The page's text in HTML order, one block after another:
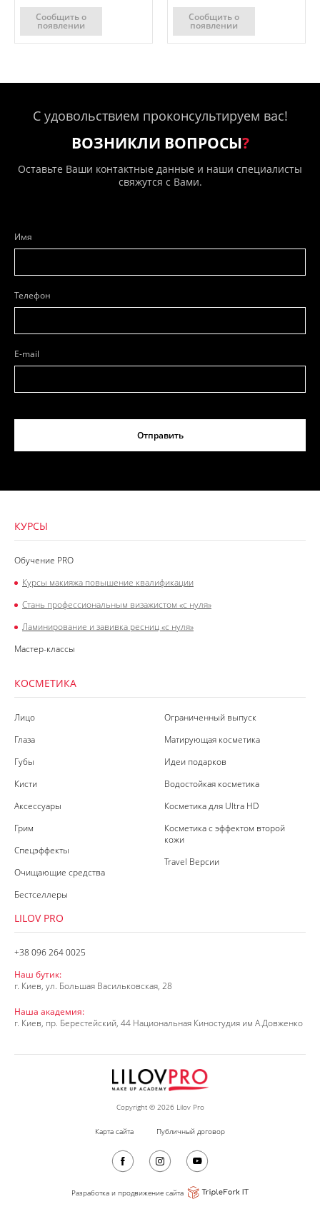
Сообщить о
появлении
Сообщить о
появлении
С удовольствием проконсультируем вас!
ВОЗНИКЛИ ВОПРОСЫ?
Оставьте Ваши контактные данные и наши специалисты
свяжутся с Вами.
Имя
Телефон
E-mail
Отправить
КУРСЫ
Обучение PRO
Курсы макияжа повышение квалификации
Стань профессиональным визажистом «с нуля»
Ламинирование и завивка ресниц «с нуля»
Мастер-классы
КОСМЕТИКА
Лицо
Глаза
Губы
Кисти
Аксессуары
Грим
Спецэффекты
Очищающие средства
Бестселлеры
Ограниченный выпуск
Матирующая косметика
Идеи подарков
Водостойкая косметика
Косметика для Ultra HD
Косметика с эффектом второй
кожи
Travel Версии
LILOV PRO
+38 096 264 0025
Наш бутик:
г. Киев, ул. Большая Васильковская, 28
Наша академия:
г. Киев, пр. Берестейский, 44 Национальная Киностудия им А.Довженко
Copyright © 2026 Lilov Pro
Карта сайта Публичный договор
Разработка и продвижение сайта